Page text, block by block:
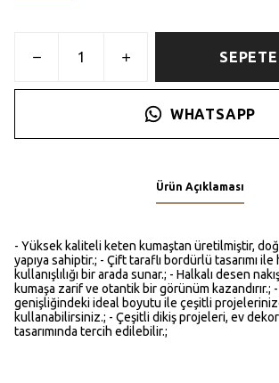
WHATSAPP
Ürün Açıklaması
- Yüksek kaliteli keten kumaştan üretilmiştir,
yapıya sahiptir.; - Çift taraflı bordürlü tasarımı ile
kullanışlılığı bir arada sunar.; - Halkalı desen
kumaşa zarif ve otantik bir görünüm kazandırır.;
genişliğindeki ideal boyutu ile çeşitli
kullanabilirsiniz.; - Çeşitli dikiş projeleri, ev
tasarımında tercih edilebilir.;